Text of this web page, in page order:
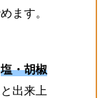
ます。
塩・胡椒
出来上